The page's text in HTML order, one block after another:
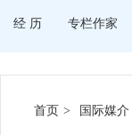
经 历 专栏作家
首页 > 国际媒介